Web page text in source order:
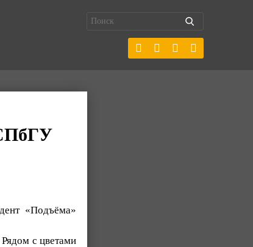
«Подъёма»
с цветами